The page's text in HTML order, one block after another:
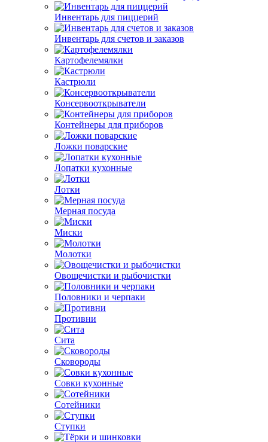
Инвентарь для пиццерий
Инвентарь для счетов и заказов
Картофелемялки
Кастрюли
Консервооткрыватели
Контейнеры для приборов
Ложки поварские
Лопатки кухонные
Лотки
Мерная посуда
Миски
Молотки
Овощечистки и рыбочистки
Половники и черпаки
Противни
Сита
Сковороды
Совки кухонные
Сотейники
Ступки